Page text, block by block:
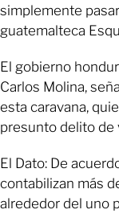
simplemente
guatemalteca
El gobierno
Carlos Molina,
esta caravana,
presunto delito de
El Dato: De
contabilizan más
alrededor del uno